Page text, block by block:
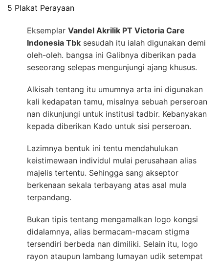
5 Plakat Perayaan
Eksemplar Vandel Akrilik PT Victoria Care
Indonesia Tbk sesudah itu ialah digunakan demi
oleh-oleh. bangsa ini Galibnya diberikan pada
seseorang selepas mengunjungi ajang khusus.
Alkisah tentang itu umumnya arta ini digunakan
kali kedapatan tamu, misalnya sebuah perseroan
nan dikunjungi untuk institusi tadbir. Kebanyakan
kepada diberikan Kado untuk sisi perseroan.
Lazimnya bentuk ini tentu mendahulukan
keistimewaan individul mulai perusahaan alias
majelis tertentu. Sehingga sang akseptor
berkenaan sekala terbayang atas asal mula
terpandang.
Bukan tipis tentang mengamalkan logo kongsi
didalamnya, alias bermacam-macam stigma
tersendiri berbeda nan dimiliki. Selain itu, logo
rayon ataupun lambang lumayan udik setempat